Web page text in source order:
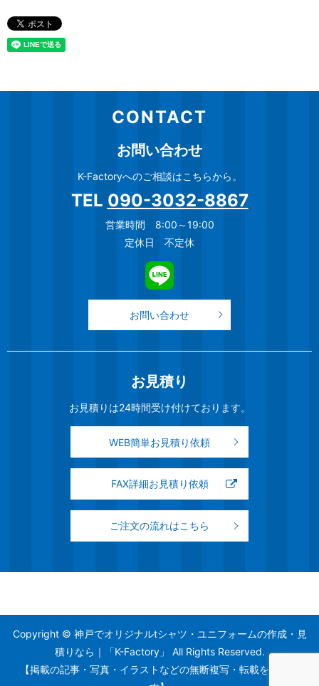
CONTACT
お問い合わせ
K-Factoryへのご相談はこちらから。
TEL 090-3032-8867
営業時間 8:00～19:00
定休日 不定休
お問い合わせ
お見積り
お見積りは24時間受け付けております。
WEB簡単お見積り依頼
FAX詳細お見積り依頼
ご注文の流れはこちら
Copyright © 神戸でオリジナルtシャツ・ユニフォームの作成・見
積りなら｜「K-Factory」 All Rights Reserved.
【掲載の記事・写真・イラストなどの無断複写・転載を禁じま